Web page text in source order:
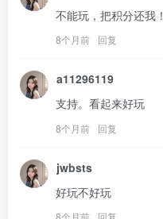
不能玩，把积分还我！
8个月前 回复
a11296119
支持。看起来好玩
8个月前 回复
jwbsts
好玩不好玩